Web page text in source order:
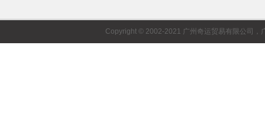
Copyright © 2002-2021 广州奇运贸易有限公司，